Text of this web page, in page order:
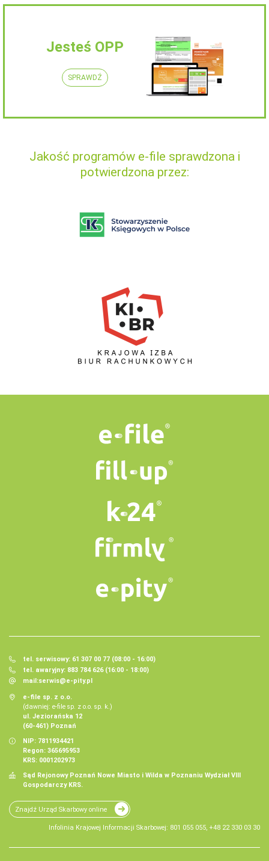
Jesteś OPP
SPRAWDŹ
Jakość programów e-file sprawdzona i
potwierdzona przez:
tel. serwisowy: 61 307 00 77 (08:00 - 16:00)
tel. awaryjny: 883 784 626 (16:00 - 18:00)
mail:serwis@e-pity.pl
e-file sp. z o.o.
(dawniej: e-file sp. z o.o. sp. k.)
ul. Jeziorańska 12
(60-461) Poznań
NIP: 7811934421
Regon: 365695953
KRS: 0001202973
Sąd Rejonowy Poznań Nowe Miasto i Wilda w Poznaniu Wydział VIII
Gospodarczy KRS.
Znajdź Urząd Skarbowy online
Infolinia Krajowej Informacji Skarbowej: 801 055 055, +48 22 330 03 30